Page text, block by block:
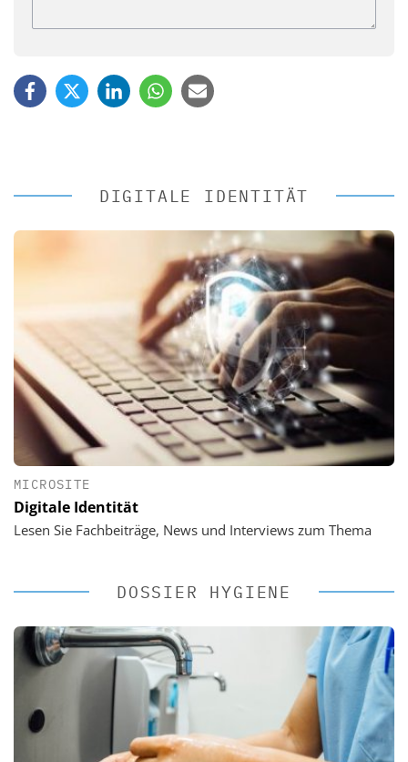
DIGITALE IDENTITÄT
MICROSITE
Digitale Identität
Lesen Sie Fachbeiträge, News und Interviews zum Thema
DOSSIER HYGIENE